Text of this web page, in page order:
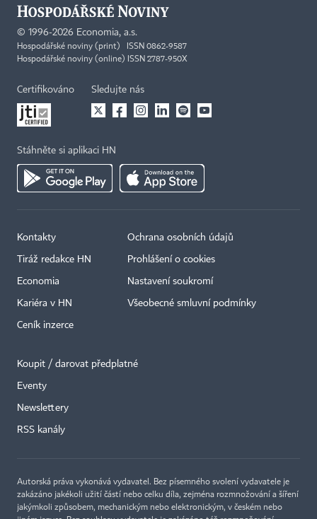
© 1996-2026 Economia, a.s.
Hospodářské noviny (print) ISSN 0862-9587
Hospodářské noviny (online) ISSN 2787-950X
Certifikováno Sledujte nás
Stáhněte si aplikaci HN
Kontakty
Tiráž redakce HN
Economia
Kariéra v HN
Ceník inzerce
Ochrana osobních údajů
Prohlášení o cookies
Nastavení soukromí
Všeobecné smluvní podmínky
Koupit / darovat předplatné
Eventy
Newslettery
RSS kanály
Autorská práva vykonává vydavatel. Bez písemného svolení vydavatele je
zakázáno jakékoli užití částí nebo celku díla, zejména rozmnožování a šíření
jakýmkoli způsobem, mechanickým nebo elektronickým, v českém nebo